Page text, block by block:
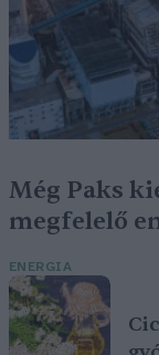
Még Paks
megfelelő
ENERGIA